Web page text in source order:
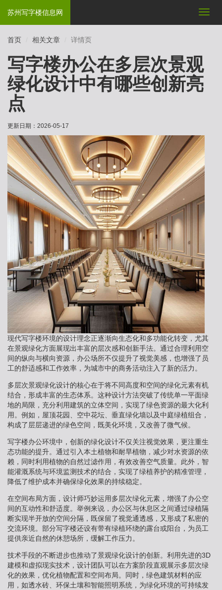
切
苏州写字楼信息网
首页 相关文章 详情页
写字楼办公在多层次景观
绿化设计中有哪些创新亮
点
更新日期： 2026-05-17
现代写字楼环境的设计理念正逐渐向生态化和多功能化转变，尤其
在景观绿化方面展现出丰富的层次感和创新手法。通过合理利用空
间的纵向与横向资源，办公场所不仅提升了视觉美感，也增强了员
工的舒适感和工作效率，为城市中的商务活动注入了新的活力。
多层次景观绿化设计的核心在于将不同高度和空间的绿化元素有机
结合，形成丰富的生态体系。这种设计方法突破了传统单一平面绿
地的局限，充分利用建筑的立体空间，实现了绿色资源的最大化利
用。例如，屋顶花园、空中花坛、垂直绿化墙以及中庭绿植组合，
构成了层层递进的绿色空间，既美化环境，又改善了微气候。
写字楼办公环境中，创新的绿化设计不仅关注视觉效果，更注重生
态功能的提升。通过引入本土植物和耐旱植物，减少对水资源的依
赖，同时利用植物的自然过滤作用，有效改善空气质量。此外，智
能灌溉系统与环境监测技术的结合，实现了绿植养护的精准管理，
降低了维护成本并确保绿化效果的持续稳定。
在空间布局方面，设计师巧妙运用多层次绿化元素，增强了办公空
间的互动性和舒适度。举例来说，办公区与休息区之间通过绿植隔
断实现半开放的空间分隔，既保留了视觉通透感，又形成了私密的
交流环境。部分写字楼还设有带有绿植环绕的露台或阳台，为员工
提供亲近自然的休憩场所，缓解工作压力。
技术手段的不断进步也推动了景观绿化设计的创新。利用先进的3D
建模和虚拟现实技术，设计团队可以在方案阶段直观展示多层次绿
化的效果，优化植物配置和空间布局。同时，绿色建筑材料的应
用，如透水砖、环保土壤和智能照明系统，为绿化环境的可持续发